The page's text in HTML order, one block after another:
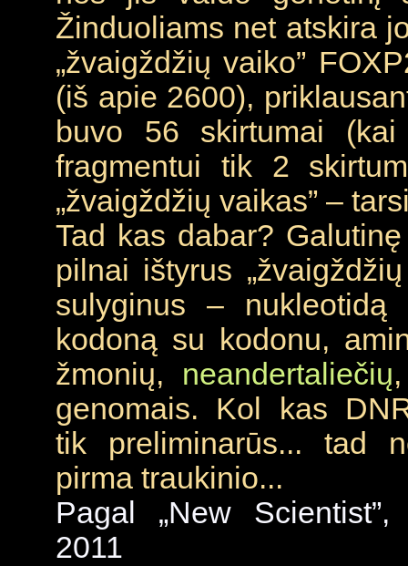
Žinduoliams net atskira
„žvaigždžių vaiko”
(iš apie 2600),
buvo 56 skirtumai
fragmentui tik 2
„žvaigždžių vaikas” –
Tad kas dabar?
pilnai ištyrus
sulyginus –
kodoną su kodonu,
žmonių, neandertaliečių
genomais. Kol kas
tik preliminarūs... tad
pirma traukinio...
Pagal „New
2011